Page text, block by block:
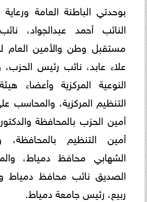
بوحدتي الباطنة العامة
النائب أحمد عبدالجواد،
مستقبل وطن والأمين العام
علاء عابد، نائب رئيس الحزب،
النوعية المركزية وأعضاء
التنظيم المركزية، والمحاسب
أمين الحزب بالمحافظة
أمين التنظيم بالمحافظة،
الشهابي محافظ دمياط،
الصديق نائب محافظ دمياط
ربيع، رئيس جامعة دمياط.